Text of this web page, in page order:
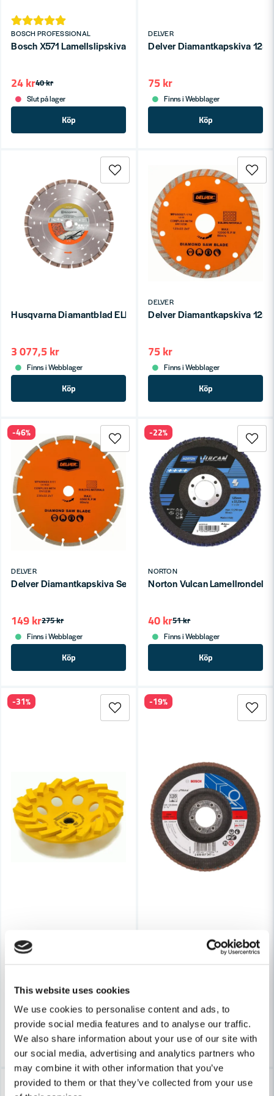
This website uses cookies
We use cookies to personalise content and ads, to
provide social media features and to analyse our traffic.
We also share information about your use of our site with
our social media, advertising and analytics partners who
may combine it with other information that you’ve
provided to them or that they’ve collected from your use
BOSCH PROFESSIONAL
Bosch X571 Lamellslipskiva 125 mm - Högpresterande PRO-
40 kr
24 kr
Slut på lager
Köp
DELVER
Delver Diamantkapskiva
75 kr
Finns i Webblager
Köp
Husqvarna Diamantblad ELITE-CUT S35 EXO-GRIT
3 077,5 kr
Finns i Webblager
Köp
DELVER
Delver Diamantkapskiva
75 kr
Finns i Webblager
Köp
DELVER
Delver Diamantkapskiva Segmenterad 230mm
275 kr
149 kr
Finns i Webblager
Köp
-46%
NORTON
Norton Vulcan Lamellrondell
51 kr
40 kr
Finns i Webblager
Köp
-22%
DEWALT POWERTOOLS
760 kr
Köp
-31%
BOSCH PROFESSIONAL
29 kr
Finns i Webblager
Köp
-19%
-17% -25%